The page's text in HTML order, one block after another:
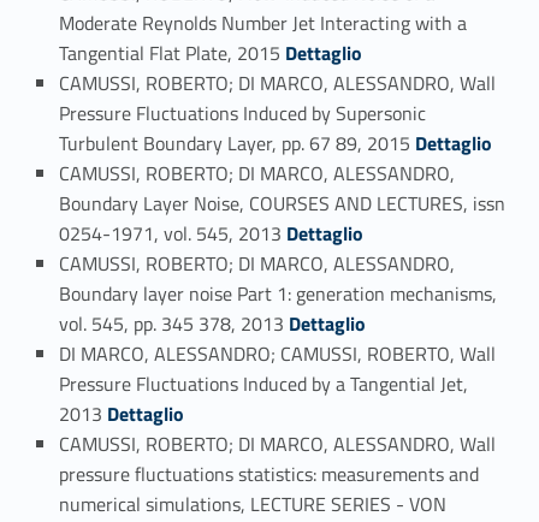
Moderate Reynolds Number Jet Interacting with a
Tangential Flat Plate, 2015 Link identifier #identifier_person_135733-54
Dettaglio
CAMUSSI, ROBERTO; DI MARCO, ALESSANDRO, Wall
Pressure Fluctuations Induced by Supersonic
Turbulent Boundary Layer, pp. 67 89, 2015 Link identifier #identifier_person_186852-55
Dettaglio
CAMUSSI, ROBERTO; DI MARCO, ALESSANDRO,
Boundary Layer Noise, COURSES AND LECTURES, issn
0254-1971, vol. 545, 2013 Link identifier #identifier_person_3410-56
Dettaglio
CAMUSSI, ROBERTO; DI MARCO, ALESSANDRO,
Boundary layer noise Part 1: generation mechanisms,
vol. 545, pp. 345 378, 2013 Link identifier #identifier_person_167832-57
Dettaglio
DI MARCO, ALESSANDRO; CAMUSSI, ROBERTO, Wall
Pressure Fluctuations Induced by a Tangential Jet,
2013 Link identifier #identifier_person_157183-58
Dettaglio
CAMUSSI, ROBERTO; DI MARCO, ALESSANDRO, Wall
pressure fluctuations statistics: measurements and
numerical simulations, LECTURE SERIES - VON